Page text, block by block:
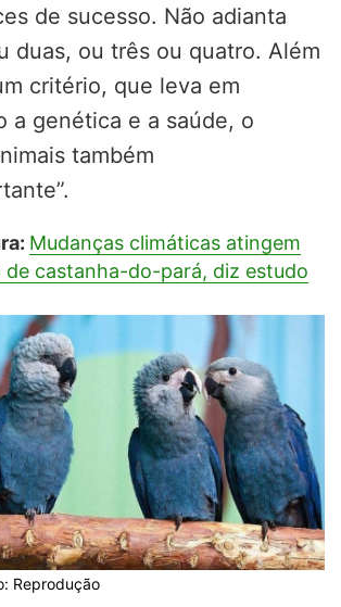
de sucesso. Não adianta
duas, ou três ou quatro. Além
critério, que leva em
a genética e a saúde, o
também
Mudanças climáticas atingem
de castanha-do-pará, diz estudo
Reprodução